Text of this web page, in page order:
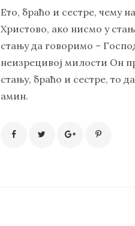
Ето, браћо и сестре, чему
Христово, ако нисмо у
стању да говоримо –
неизрецивој милости Он
стању, браћо и сестре, то
амин.